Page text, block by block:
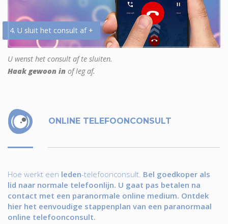
4. U sluit het consult af +
U wenst het consult af te sluiten.
Haak gewoon in of leg af.
ONLINE TELEFOONCONSULT
Hoe werkt een leden-telefoonconsult. Bel goedkoper als
lid naar normale telefoonlijn. U gaat pas betalen na
contact met een paranormale online medium. Ontdek
hier het eenvoudige stappenplan van een paranormaal
online telefoonconsult.